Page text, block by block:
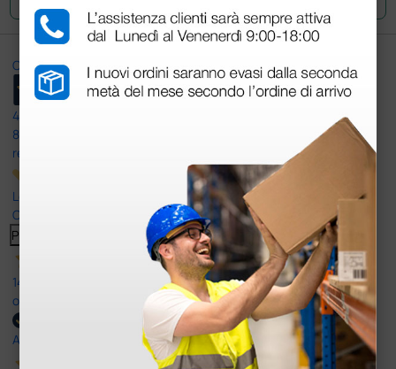
Ottimo
4,6
8.330
recensioni
Le nostre recensioni a 4 e 5 stelle.
Clicca qui per leggerle tutte >
Precedente
Successivo
14 Luglio 2026
ottima
Acquirente verificato